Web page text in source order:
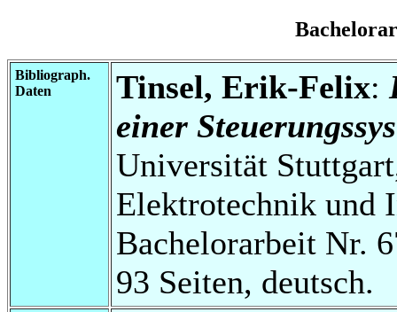
Bibliograph.
Daten
Tinsel, Erik-Felix:
einer
Universität
Elektrotechnik und
Bachelorarbeit Nr.
93 Seiten, deutsch.